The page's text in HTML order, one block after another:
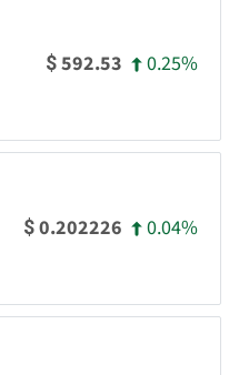
$592.53 0.25%
$0.202226 0.04%